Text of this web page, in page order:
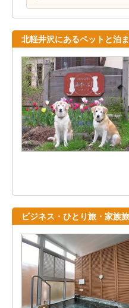
北軽井沢にあるペットと泊
ビジネス・ひとり旅・家族